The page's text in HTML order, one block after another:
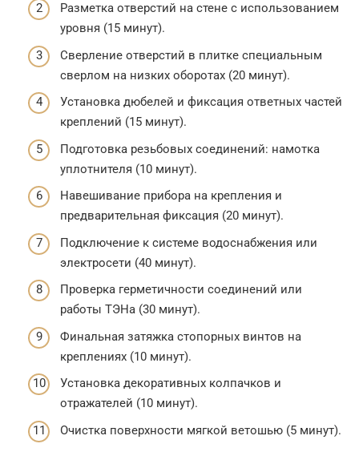
Разметка отверстий на стене с использованием
уровня (15 минут).
Сверление отверстий в плитке специальным
сверлом на низких оборотах (20 минут).
Установка дюбелей и фиксация ответных частей
креплений (15 минут).
Подготовка резьбовых соединений: намотка
уплотнителя (10 минут).
Навешивание прибора на крепления и
предварительная фиксация (20 минут).
Подключение к системе водоснабжения или
электросети (40 минут).
Проверка герметичности соединений или
работы ТЭНа (30 минут).
Финальная затяжка стопорных винтов на
креплениях (10 минут).
Установка декоративных колпачков и
отражателей (10 минут).
Очистка поверхности мягкой ветошью (5 минут).